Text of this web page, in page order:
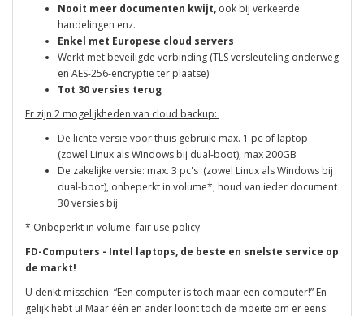
Nooit meer documenten kwijt, ook bij verkeerde
handelingen enz.
Enkel met Europese cloud servers
Werkt met beveiligde verbinding (TLS versleuteling onderweg
en AES-256-encryptie ter plaatse)
Tot 30 versies terug
Er zijn 2 mogelijkheden van cloud backup:
De lichte versie voor thuis gebruik: max. 1 pc of laptop
(zowel Linux als Windows bij dual-boot), max 200GB
De zakelijke versie: max. 3 pc's (zowel Linux als Windows bij
dual-boot), onbeperkt in volume*, houd van ieder document
30 versies bij
* Onbeperkt in volume: fair use policy
FD-Computers - Intel laptops, de beste en snelste service op
de markt!
U denkt misschien: “Een computer is toch maar een computer!” En
gelijk hebt u! Maar één en ander loont toch de moeite om er eens